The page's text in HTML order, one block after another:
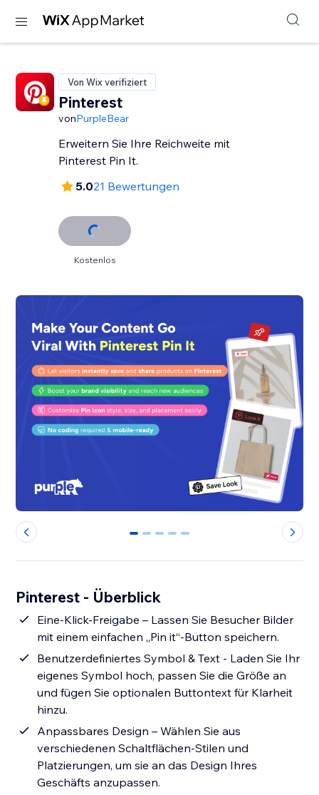
Von Wix verifiziert
Pinterest
vonPurpleBear
Erweitern Sie Ihre Reichweite mit
Pinterest Pin It.
5.021 Bewertungen
Kostenlos
0 1 2 3 4
Pinterest - Überblick
Eine-Klick-Freigabe – Lassen Sie Besucher Bilder
mit einem einfachen „Pin it“-Button speichern.
Benutzerdefiniertes Symbol & Text - Laden Sie Ihr
eigenes Symbol hoch, passen Sie die Größe an
und fügen Sie optionalen Buttontext für Klarheit
hinzu.
Anpassbares Design – Wählen Sie aus
verschiedenen Schaltflächen-Stilen und
Platzierungen, um sie an das Design Ihres
Geschäfts anzupassen.